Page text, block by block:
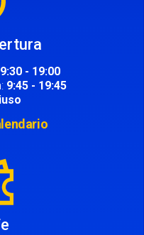
9:30 - 19:00
9:45 - 19:45